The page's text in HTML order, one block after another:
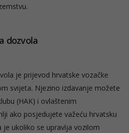
dozvola
je prijevod hrvatske vozačke
svijeta. Njezino izdavanje možete
(HAK) i ovlaštenim
ako posjedujete važeću hrvatsku
je ukoliko se upravlja vozilom